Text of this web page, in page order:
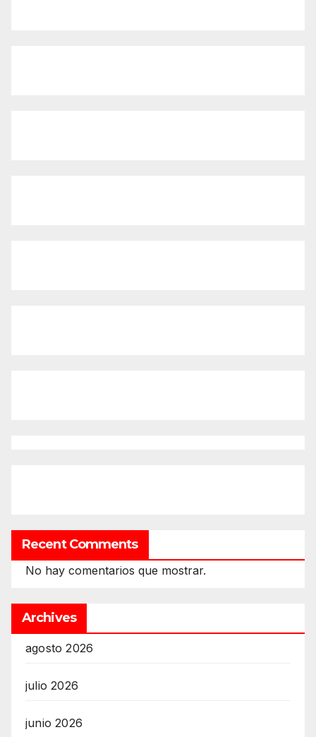
Recent Comments
No hay comentarios que mostrar.
Archives
agosto 2026
julio 2026
junio 2026